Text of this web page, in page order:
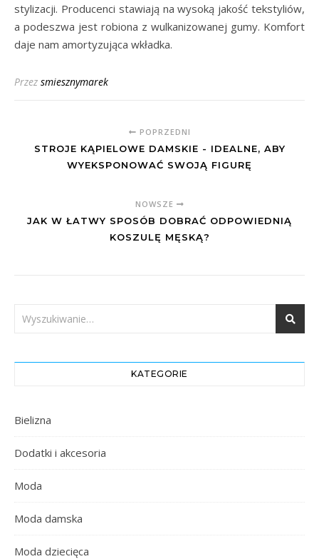
stylizacji. Producenci stawiają na wysoką jakość tekstyliów,
a podeszwa jest robiona z wulkanizowanej gumy. Komfort
daje nam amortyzująca wkładka.
Przez smiesznymarek
POPRZEDNI
STROJE KĄPIELOWE DAMSKIE - IDEALNE, ABY
WYEKSPONOWAĆ SWOJĄ FIGURĘ
NOWSZE
JAK W ŁATWY SPOSÓB DOBRAĆ ODPOWIEDNIĄ
KOSZULĘ MĘSKĄ?
KATEGORIE
Bielizna
Dodatki i akcesoria
Moda
Moda damska
Moda dziecięca